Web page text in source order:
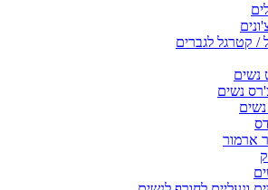
/ קטרגל לגברים
נשים
נשים
נשים
ארמור